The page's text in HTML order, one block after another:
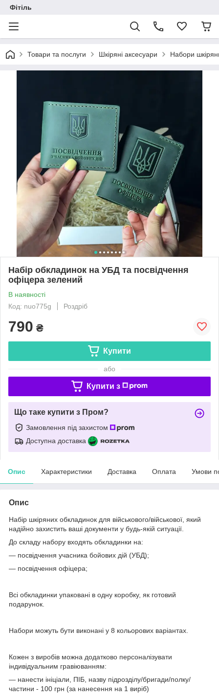
Фітіль
Товари та послуги Шкіряні аксесуари Набори
Набір обкладинок на УБД та посвідчення
офіцера зелений
В наявності
Код: nuo775g
Роздріб
790 ₴
Купити
або
Купити з
Що таке купити з Пром?
Замовлення під захистом
Доступна доставка
Опис Характеристики Доставка Оплата Умови
Опис
Набір шкіряних обкладинок для військового/військової, який
надійно захистить ваші документи у будь-якій ситуації.
До складу набору входять обкладинки на:
— посвідчення учасника бойових дій (УБД);
— посвідчення офіцера;
Всі обкладинки упаковані в одну коробку, як готовий
подарунок.
Набори можуть бути виконані у 8 кольорових варіантах.
Кожен з виробів можна додатково персоналізувати
індивідуальним гравіюванням:
— нанести ініціали, ПІБ, назву підрозділу/бригади/полку/
частини - 100 грн (за нанесення на 1 виріб)